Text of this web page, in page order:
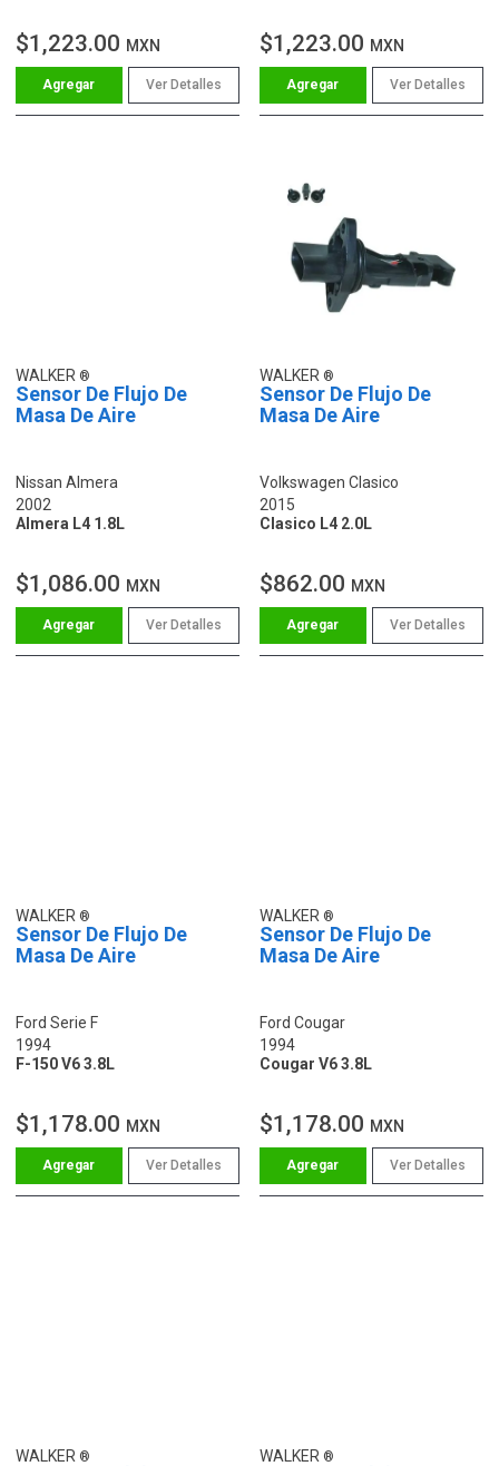
$1,223.00 MXN
Ver Detalles
$1,223.00 MXN
Ver Detalles
WALKER
Sensor De Flujo De
Masa De Aire
Nissan Almera
2002
Almera L4 1.8L
$1,086.00 MXN
Ver Detalles
WALKER
Sensor De Flujo De
Masa De Aire
Volkswagen Clasico
2015
Clasico L4 2.0L
$862.00 MXN
Ver Detalles
WALKER
Sensor De Flujo De
Masa De Aire
Ford Serie F
1994
F-150 V6 3.8L
$1,178.00 MXN
Ver Detalles
WALKER
Sensor De Flujo De
Masa De Aire
Ford Cougar
1994
Cougar V6 3.8L
$1,178.00 MXN
Ver Detalles
WALKER WALKER